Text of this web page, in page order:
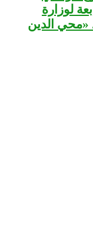
لوزارة
«محي الدين